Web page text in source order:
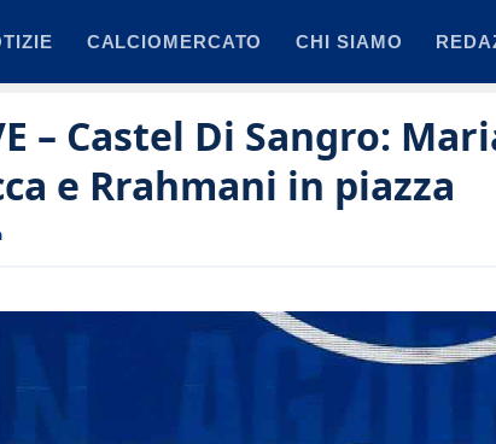
CALCIOMERCATO CHI SIAMO
– Castel Di Sangro:
e Rrahmani in piazza